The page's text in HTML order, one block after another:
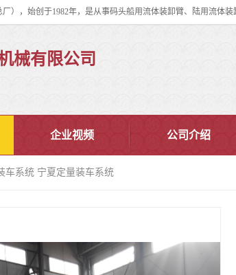
械有限公司
企业视频 公司介绍
车系统 宁夏定量装车系统